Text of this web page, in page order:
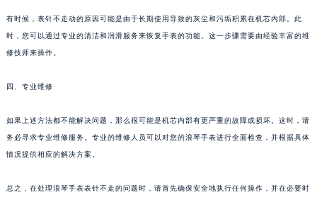
有时候，表针不走动的原因可能是由于长期使用导致的灰尘和污垢积累在机芯内部。此
时，您可以通过专业的清洁和润滑服务来恢复手表的功能。这一步骤需要由经验丰富的维
修技师来操作。
四、专业维修
如果上述方法都不能解决问题，那么很可能是机芯内部有更严重的故障或损坏。这时，请
务必寻求专业维修服务。专业的维修人员可以对您的浪琴手表进行全面检查，并根据具体
情况提供相应的解决方案。
总之，在处理浪琴手表表针不走的问题时，请首先确保安全地执行任何操作，并在必要时